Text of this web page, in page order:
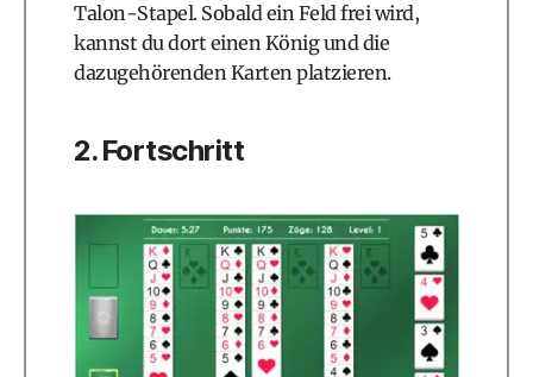
Talon-Stapel. Sobald ein Feld frei wird,
kannst du dort einen König und die
dazugehörenden Karten platzieren.
2. Fortschritt